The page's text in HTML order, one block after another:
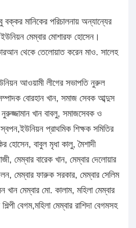
বক্কর মানিকের পরিচালনায় অন্যান্যের
মেম্বার মোশারফ হোসেন।
থেকে তেলোয়াত করেন মাও. সালেহ
আওয়ামী লীগের সভাপতি নুরুল
বোরহান খান, সমাজ সেবক আব্দুস
নুরুজ্জামান খান বাবলু, সমাজসেবক ও
স্বপন,ইউনিয়ন প্রাথমিক শিক্ষক সমিতির
হোসেন, বাবুল মৃধা কালু, মৈশাদী
মেম্বার বারেক খান, মেম্বার দেলোয়ার
মেম্বার ফারুক সরকার, মেম্বার সেলিম
খান মেম্বার মো. কালাম, মহিলা মেম্বার
বেগম,মহিলা মেম্বার রাশিদা বেগমসহ